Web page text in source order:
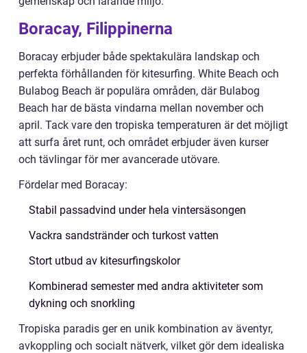
Boracay, Filippinerna
Boracay erbjuder både spektakulära landskap och
perfekta förhållanden för kitesurfing. White Beach och
Bulabog Beach är populära områden, där Bulabog
Beach har de bästa vindarna mellan november och
april. Tack vare den tropiska temperaturen är det möjligt
att surfa året runt, och området erbjuder även kurser
och tävlingar för mer avancerade utövare.
Fördelar med Boracay:
Stabil passadvind under hela vintersäsongen
Vackra sandstränder och turkost vatten
Stort utbud av kitesurfingskolor
Kombinerad semester med andra aktiviteter som
dykning och snorkling
Tropiska paradis ger en unik kombination av äventyr,
avkoppling och socialt nätverk, vilket gör dem idealiska